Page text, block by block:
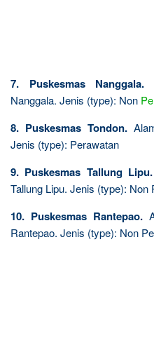
7. Puskesmas Nanggala.
Nanggala. Jenis (type): Non
8. Puskesmas Tondon.
Jenis (type): Perawatan
9. Puskesmas Tallung Lipu.
Tallung Lipu. Jenis (type): Non
10. Puskesmas Rantepao.
Rantepao. Jenis (type): Non